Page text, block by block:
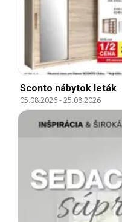
Sconto nábytok leták
05.08.2026-25.08.2026